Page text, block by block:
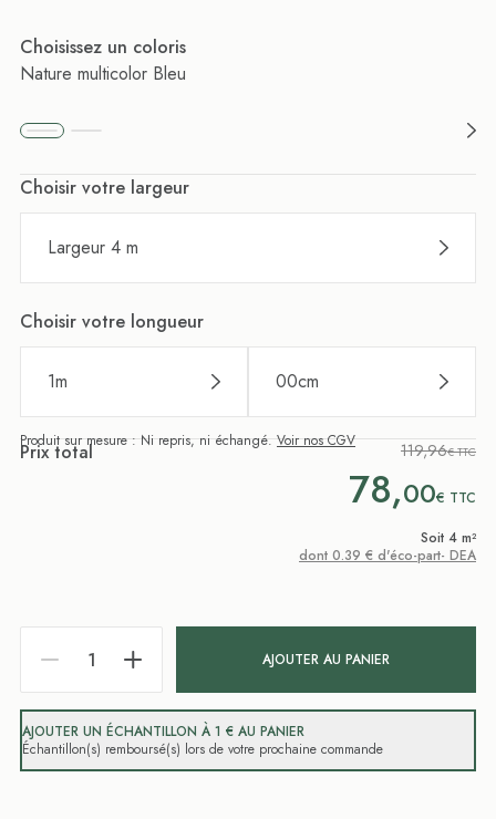
Choisissez un coloris
Nature multicolor Bleu
Choisir votre largeur
Largeur 4 m
Choisir votre longueur
1m 00cm
Produit sur mesure : Ni repris, ni échangé.Voir nos CGV
Prix total 119,96€ TTC
78,00€ TTC
Soit 4 m²
dont 0.39 € d'éco-part- DEA
AJOUTER AU PANIER
AJOUTER UN ÉCHANTILLON À 1 € AU PANIER
Échantillon(s) remboursé(s) lors de votre prochaine commande